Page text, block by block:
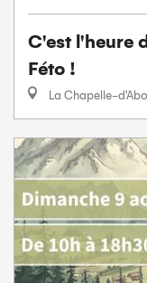
C'est l'heure
Féto !
La Chapelle-